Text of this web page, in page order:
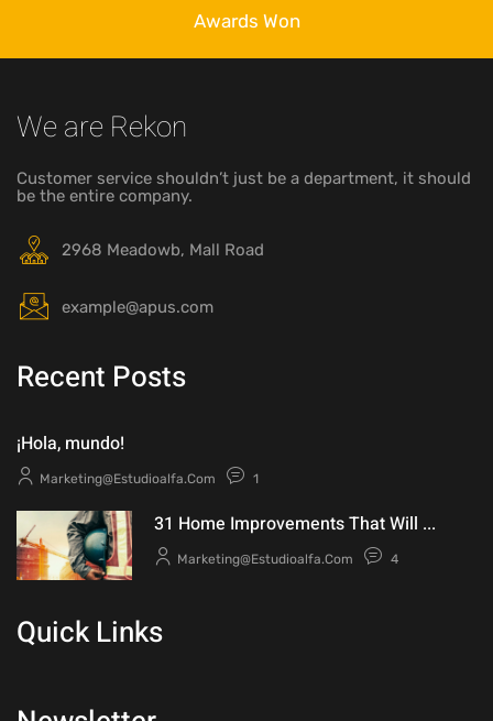
Awards Won
We are Rekon
Customer service shouldn’t just be a department, it should
be the entire company.
2968 Meadowb, Mall Road
example@apus.com
Recent Posts
¡Hola, mundo!
Marketing@estudioalfa.com 1
31 Home Improvements That Will ...
Marketing@estudioalfa.com 4
Quick Links